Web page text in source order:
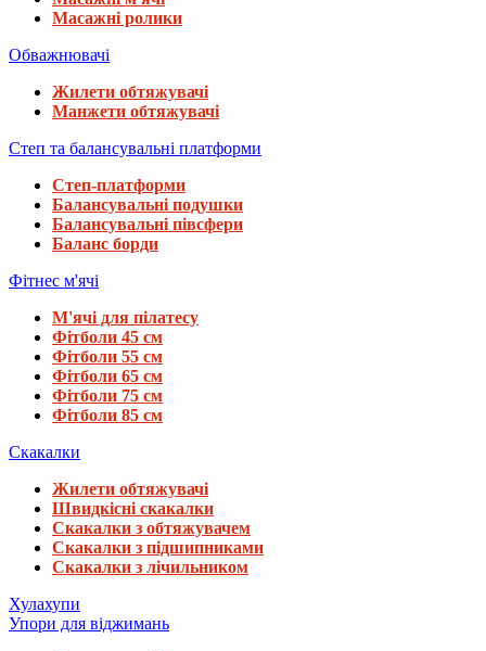
Масажні ролики
Обважнювачі
Жилети обтяжувачі
Манжети обтяжувачі
Степ та балансувальні платформи
Степ-платформи
Балансувальні подушки
Балансувальні півсфери
Баланс борди
Фітнес м'ячі
М'ячі для пілатесу
Фітболи 45 см
Фітболи 55 см
Фітболи 65 см
Фітболи 75 см
Фітболи 85 см
Скакалки
Жилети обтяжувачі
Швидкісні скакалки
Скакалки з обтяжувачем
Скакалки з підшипниками
Скакалки з лічильником
Хулахупи
Упори для віджимань